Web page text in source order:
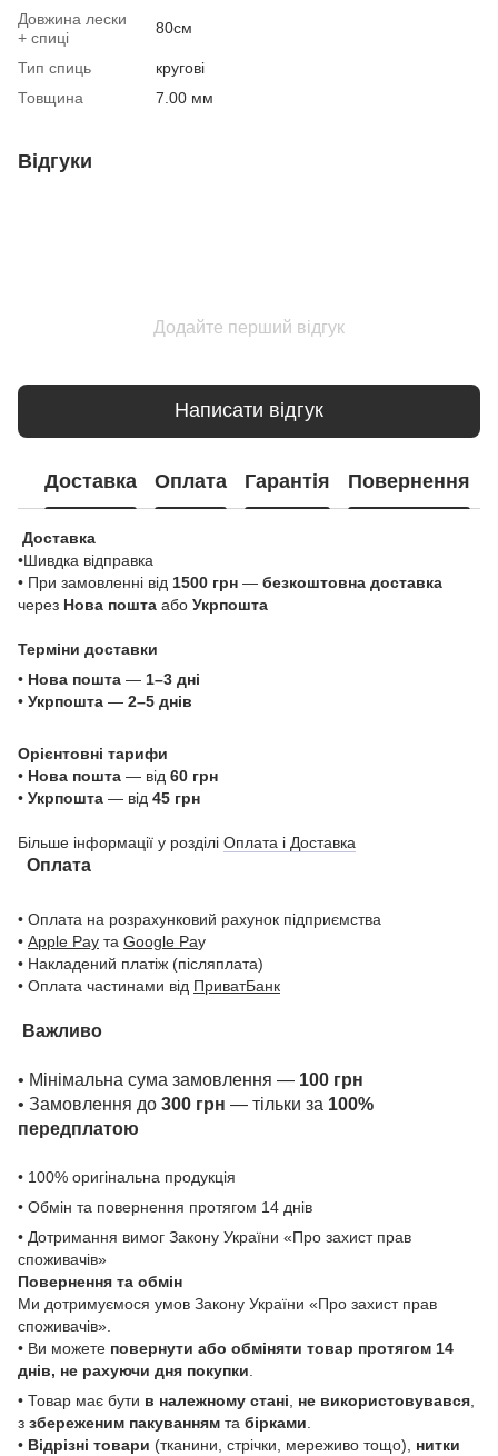
Довжина лески
+ спиці
80см
Тип спиць
кругові
Товщина
7.00 мм
Відгуки
Додайте перший відгук
Написати відгук
Доставка Оплата Гарантія Повернення
Доставка
•Шивдка відправка
• При замовленні від 1500 грн — безкоштовна доставка
через Нова пошта або Укрпошта
Терміни доставки
• Нова пошта — 1–3 дні
• Укрпошта — 2–5 днів
Орієнтовні тарифи
• Нова пошта — від 60 грн
• Укрпошта — від 45 грн
Більше інформації у розділі Оплата і Доставка
Оплата
• Оплата на розрахунковий рахунок підприємства
• Apple Pay та Google Pay
• Накладений платіж (післяплата)
• Оплата частинами від ПриватБанк
Важливо
• Мінімальна сума замовлення — 100 грн
• Замовлення до 300 грн — тільки за 100%
передплатою
• 100% оригінальна продукція
• Обмін та повернення протягом 14 днів
• Дотримання вимог Закону України «Про захист прав
споживачів»
Повернення та обмін
Ми дотримуємося умов Закону України «Про захист прав
споживачів».
• Ви можете повернути або обміняти товар протягом 14
днів, не рахуючи дня покупки
• Товар має бути в належному стані не використовувався
з збереженим пакуванням та бірками
• Відрізні товари (тканини, стрічки, мереживо тощо), нитки